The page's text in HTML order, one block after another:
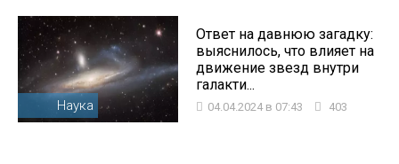
Наука
Ответ на давнюю загадку:
выяснилось, что влияет на
движение звезд внутри
галакти...
04.04.2024 в 07:43 403